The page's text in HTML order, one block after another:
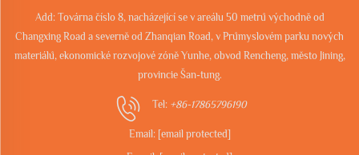
Add: Továrna číslo 8, nacházející se v areálu 50 metrů východně od
Changxing Road a severně od Zhanqian Road, v Průmyslovém parku nových
materiálů, ekonomické rozvojové zóně Yunhe, obvod Rencheng, město Jining,
provincie Šan-tung.
Tel: +86-17865796190
Email: [email protected]